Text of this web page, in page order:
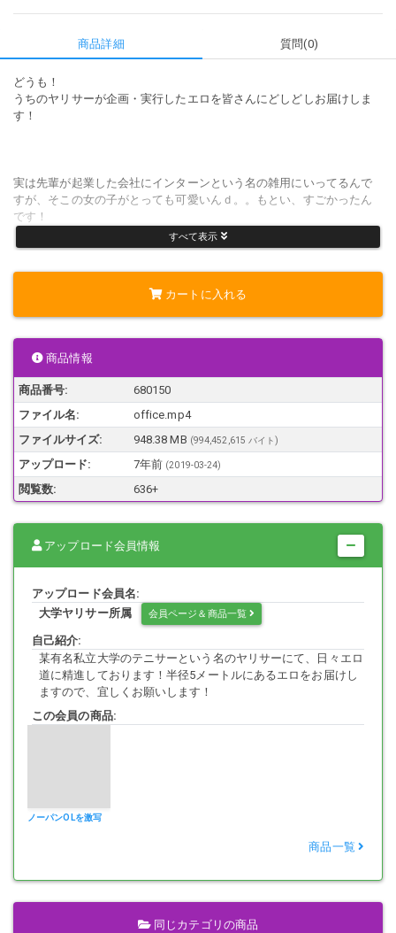
商品詳細 質問(0)
どうも！
うちのヤリサーが企画・実行したエロを皆さんにどしどしお届けしま
す！
実は先輩が起業した会社にインターンという名の雑用にいってるんで
すが、そこの女の子がとっても可愛いんｄ。。もとい、すごかったん
です！
専門XX卒業後、そのまま入社したコピーライターなのですが、
どうやらノーパンで出社してるんじゃないか疑惑が出回ってるんです
笑
というのもタイト目なスカートなのにパンティーラインが一切見えな
かったとのこと。。
その疑惑を俺が晴らさないで一体誰が晴らすんだ！っということで
例のごとく足元に仕掛けてみました笑
検証1日目。。
通常通り、パンツを履いて出社。
というか全身黒コーデでタイツもしっかりと履いている。。
早くも企画に暗雲が垂れ込める。。
悔しかったので、最近SNWにハマってるって言ってサムネの顔写真撮
らせてもらいましたｗ
Oh SNW...キレイ系な顔立ちが、可愛い系へと変身してるではありませ
んか！
もちろんパンツあり。代り映えしなかったのでカットしました。
ゆるふわ系のスカートを履いてきて期待値アップ！
ついに今日こそ御開帳か？！？
すべて表示
カートに入れる
商品情報
商品番号:
680150
ファイル名:
office.mp4
ファイルサイズ:
948.38 MB (994,452,615 バイト)
アップロード: 7年前 (2019-03-24)
閲覧数: 636+
アップロード会員情報
アップロード会員名:
大学ヤリサー所属
会員ページ＆商品一覧
自己紹介:
某有名私立大学のテニサーという名のヤリサーにて、日々エロ
道に精進しております！半径5メートルにあるエロをお届けし
ますので、宜しくお願いします！
この会員の商品:
ノーパンOLを激写
商品一覧
同じカテゴリの商品